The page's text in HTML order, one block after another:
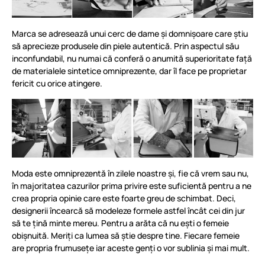
Marca se adresează unui cerc de dame și domnișoare care știu
să aprecieze produsele din piele autentică. Prin aspectul său
inconfundabil, nu numai că conferă o anumită superioritate față
de materialele sintetice omniprezente, dar îl face pe proprietar
fericit cu orice atingere.
Moda este omniprezentă în zilele noastre și, fie că vrem sau nu,
în majoritatea cazurilor prima privire este suficientă pentru a ne
crea propria opinie care este foarte greu de schimbat. Deci,
designerii încearcă să modeleze formele astfel încât cei din jur
să te țină minte mereu. Pentru a arăta că nu ești o femeie
obișnuită. Meriți ca lumea să știe despre tine. Fiecare femeie
are propria frumusețe iar aceste genți o vor sublinia și mai mult.